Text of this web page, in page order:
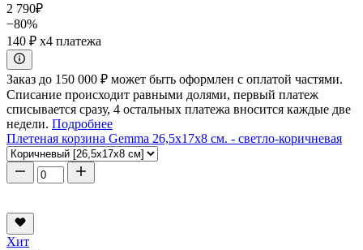
2 790₽
−80%
140 ₽ x4 платежа
Заказ до 150 000 ₽ может быть оформлен с оплатой частями.
Списание происходит равными долями, первый платеж
списывается сразу, 4 остальных платежа вносится каждые две
недели. Подробнее
Плетеная корзина Gemma 26,5x17x8 см. - светло-коричневая
Хит